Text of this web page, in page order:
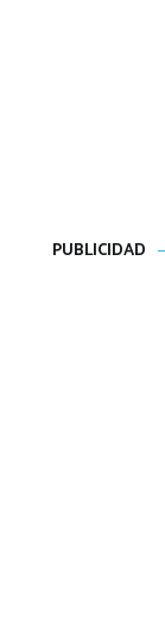
PUBLICIDAD